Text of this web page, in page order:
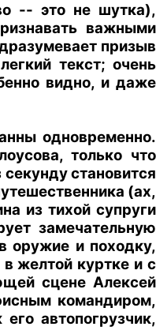
-- это не шутка),
важными
призыв
текст; очень
видно, и даже
одновременно.
только что
становится
(ах,
из тихой супруги
замечательную
оружие и походку,
желтой куртке и с
сцене Алексей
командиром,
автопогрузчик,